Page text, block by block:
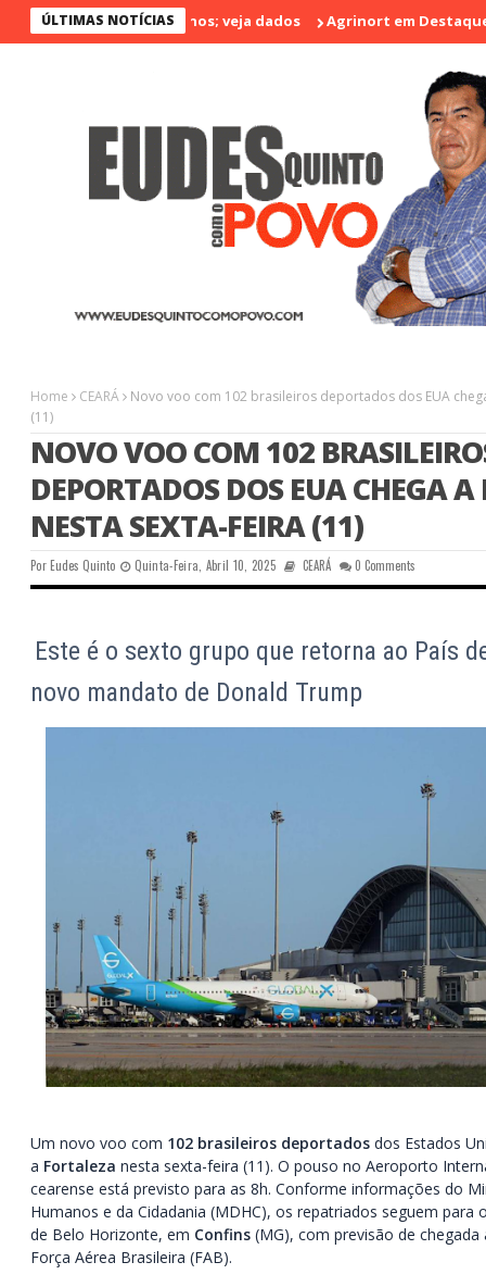
ÚLTIMAS NOTÍCIAS
nos últimos 17 anos; veja dados Agrinort em Destaque na I
Home CEARÁ
Novo voo com 102 brasileiros deportados dos EUA
(11)
NOVO VOO COM 102
DEPORTADOS DOS EUA CHEGA
NESTA SEXTA-FEIRA (11)
PorEudes Quinto Quinta-Feira, Abril 10, 2025 CEARÁ 0 Comments
Este é o sexto grupo que retorna ao País
novo mandato de Donald Trump
Um novo voo com 102 brasileiros deportados dos Estados
a Fortaleza nesta sexta-feira (11). O pouso no Aeroporto
cearense está previsto para as 8h. Conforme informações do
Humanos e da Cidadania (MDHC), os repatriados seguem
de Belo Horizonte, em Confins (MG), com previsão de
Força Aérea Brasileira (FAB).